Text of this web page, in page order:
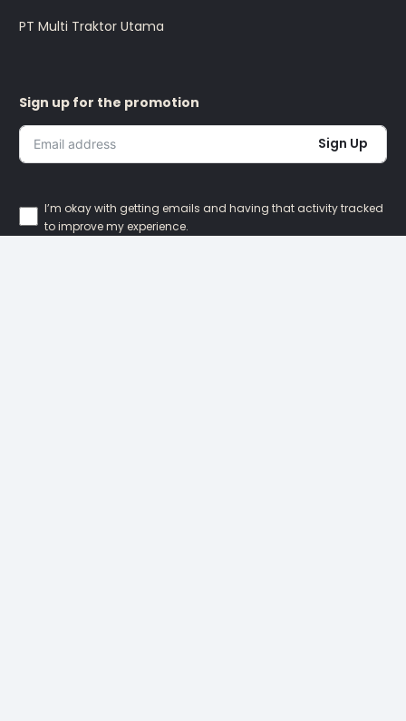
PT Multi Traktor Utama
Sign up for the promotion
Sign Up
I’m okay with getting emails and having that activity tracked
to improve my experience.